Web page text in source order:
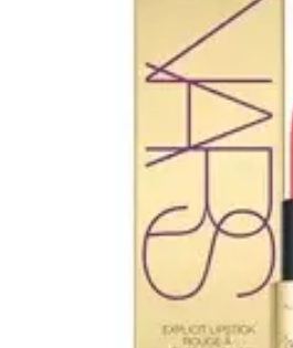
Creación de Videos
Producción de Videos